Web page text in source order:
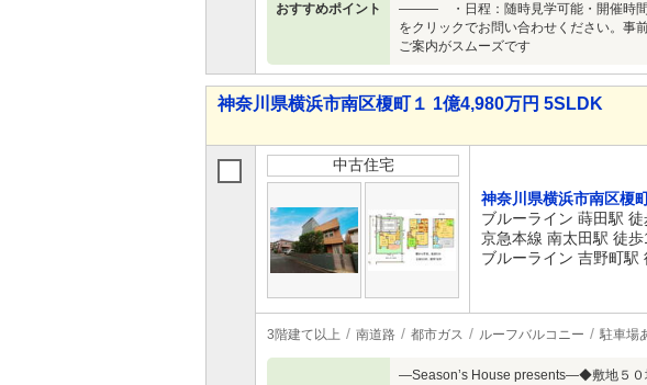
おすすめポイント
――― ・日程：随時見学可能・開催時間
をクリックでお問い合わせください。事
ご案内がスムーズです
神奈川県横浜市南区榎町１ 1億4,980万円 5SLDK
中古住宅
神奈川県横浜市南区榎
ブルーライン 蒔田駅
京急本線 南太田駅 徒
ブルーライン 吉野町駅
3階建て以上 南道路 都市ガス ルーフバルコニー 駐車場
―Season’s House presents―◆敷地５０